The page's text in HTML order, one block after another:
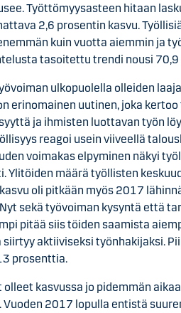
Työttömyysasteen hitaan
2,6 prosentin kasvu.
kuin vuotta aiemmin ja
tasoitettu trendi nousi
ulkopuolella olleiden
erinomainen uutinen, joka
ja ihmisten luottavan työn
reagoi usein viiveellä
voimakas elpyminen näkyi
Ylitöiden määrä työllisten
oli pitkään myös 2017
sekä työvoiman kysyntä että
pitää siis töiden saamista
siirtyy aktiiviseksi työnhakijaksi.
prosenttia.
kasvussa jo pidemmän
2017 lopulla entistä